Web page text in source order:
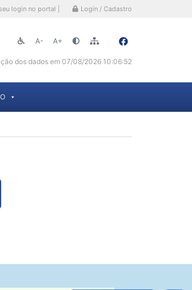
login no portal | Login / Cadastro
A- A+
dos dados em 07/08/2026 10:06:52